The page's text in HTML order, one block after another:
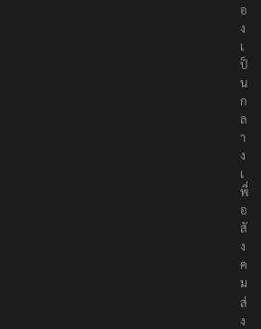
อ
ง
เ
ป็
น
ก
ล
า
ง
เ
พื่
อ
สั
ง
ค
ม
ส่
ง